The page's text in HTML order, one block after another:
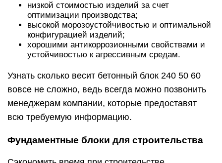
низкой стоимостью изделий за счет
оптимизации производства;
высокой морозоустойчивостью и оптимальной
конфигурацией изделий;
хорошими антикоррозионными свойствами и
устойчивостью к агрессивным средам.
Узнать сколько весит бетонный блок 240 50 60
вовсе не сложно, ведь всегда можно позвонить
менеджерам компании, которые предоставят
всю требуемую информацию.
Фундаментные блоки для строительства